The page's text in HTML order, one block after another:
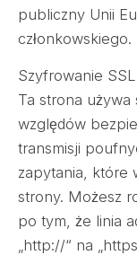
publiczny Unii
członkowskiego.
Szyfrowanie
Ta strona
względów
transmisji
zapytania, które
strony. Możesz
po tym, że linia
„http://“ na